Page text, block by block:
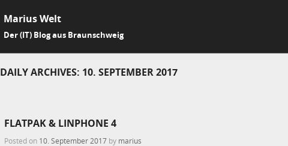
Marius Welt
Der (IT) Blog aus Braunschweig
DAILY ARCHIVES: 10. SEPTEMBER 2017
FLATPAK & LINPHONE 4
Posted on 10. September 2017 by marius